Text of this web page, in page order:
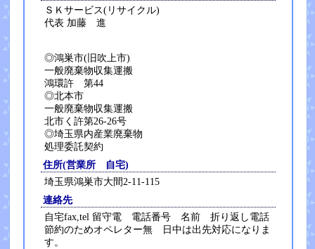
ＳＫサービス(リサイクル)
代表 加藤 進
◎鴻巣市(旧吹上市)
一般廃棄物収集運搬
鴻環許 第44
◎北本市
一般廃棄物収集運搬
北市く許第26-26号
◎埼玉県内産業廃棄物
処理委託契約
住所(営業所 自宅)
埼玉県鴻巣市大間2-11-115
連絡先
自宅fax,tel 留守電 電話番号 名前 折り返し電話
節約のためオペレター無 日中は出先対応になりま
す。